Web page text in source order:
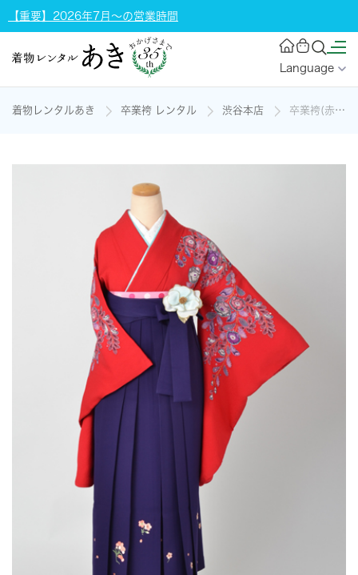
【重要】2026年7月～の営業時間
Language
着物レンタルあき 卒業袴 レンタル 渋谷本店 卒業袴(赤・辻が花)の着物レンタル